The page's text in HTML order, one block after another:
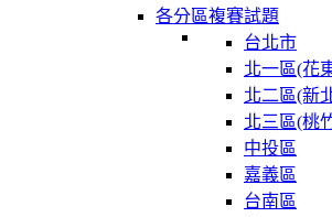
各分區複賽試題
台北市
北一區(花
北二區(新
北三區(桃
中投區
嘉義區
台南區